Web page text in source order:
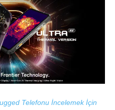
Telefonu İncelemek İçin